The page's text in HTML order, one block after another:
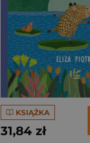
KSIĄŻKA
31,84 zł